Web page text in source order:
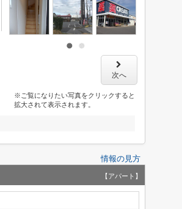
次へ
※ご覧になりたい写真をクリックすると
拡大されて表示されます。
情報の見方
【アパート】